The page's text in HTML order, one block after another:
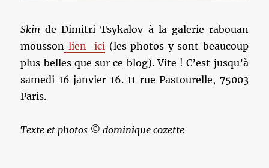
Skinde Dimitri Tsykalov à la galerie rabouan
mousson lien ici (les photos y sont beaucoup
plus belles que sur ce blog). Vite ! C’est jusqu’à
samedi 16 janvier 16. 11 rue Pastourelle, 75003
Paris.
Texte et photos © dominique cozette